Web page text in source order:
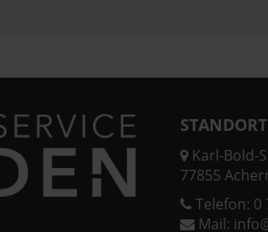
Karl-Bold-
77855
Telefon: 0
Mail: